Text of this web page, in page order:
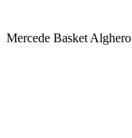
Mercede Basket Alghero